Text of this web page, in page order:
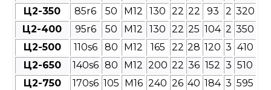
Ц2-350
85r6 50 М12 130 22 22 93 2 320
Ц2-400
95r6 50 М12 130 22 25 104 2 350
Ц2-500
110s6 80 М12 165 22 28 120 3 410
Ц2-650
140s6 80 М12 200 22 36 152 3 510
Ц2-750
170s6 105 М16 240 26 40 184 3 595